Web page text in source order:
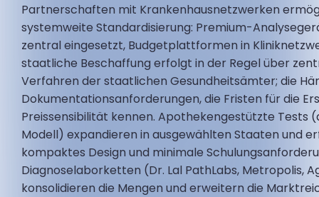
Partnerschaften mit Krankenhausnetzwerken
systemweite Standardisierung: Premium-
zentral eingesetzt, Budgetplattformen in
staatliche Beschaffung erfolgt in der Regel über
Verfahren der staatlichen Gesundheitsämter; die
Dokumentationsanforderungen, die Fristen für die
Preissensibilität kennen. Apothekengestützte Tests
Modell) expandieren in ausgewählten Staaten und
kompaktes Design und minimale
Diagnoselaborketten (Dr. Lal PathLabs, Metropolis,
konsolidieren die Mengen und erweitern die